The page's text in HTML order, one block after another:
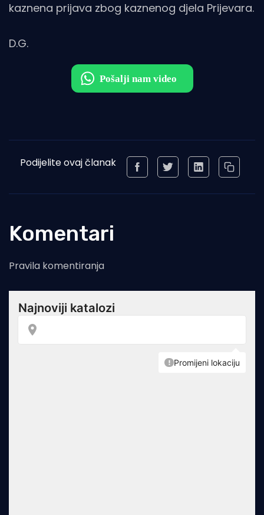
kaznena prijava zbog kaznenog djela Prijevara.
D.G.
Podijelite ovaj članak
Komentari
Pravila komentiranja